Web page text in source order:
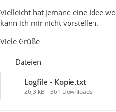
Vielleicht hat jemand eine Idee
kann ich mir nicht vorstellen.
Viele Grüße
Dateien
Logfile - Kopie.txt
26,3 kB – 361 Downloads